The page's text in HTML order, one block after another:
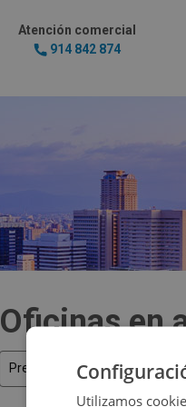
Atención comercial
914 842 874
Oficinas en
Precio
Utilizamos